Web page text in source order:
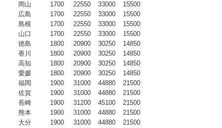
岡山
1700 22550 33000
15500
広島
1700 22550 33000
15500
島根
1700 22550 33000
15500
山口
1700 22550 33000
15500
徳島
1800 20900 30250
14850
香川
1800 20900 30250
14850
高知
1800 20900 30250
14850
愛媛
1800 20900 30250
14850
福岡
1900 31000 44880
21500
佐賀
1900 31000 44880
21500
長崎
1900 31200 45100
21500
熊本
1900 31000 44880
21500
大分
1900 31000 44880
21500